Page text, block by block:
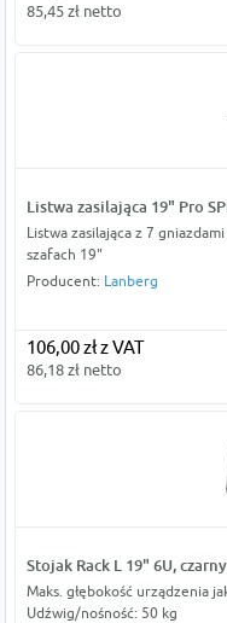
85,45 zł netto
Listwa zasilająca 19" Pro
Listwa zasilająca z 7
szafach 19"
Producent: Lanberg
106,00 zł z VAT
86,18 zł netto
Stojak Rack L 19" 6U, czarny
Maks. głębokość urządzenia
Udźwig/nośność: 50 kg